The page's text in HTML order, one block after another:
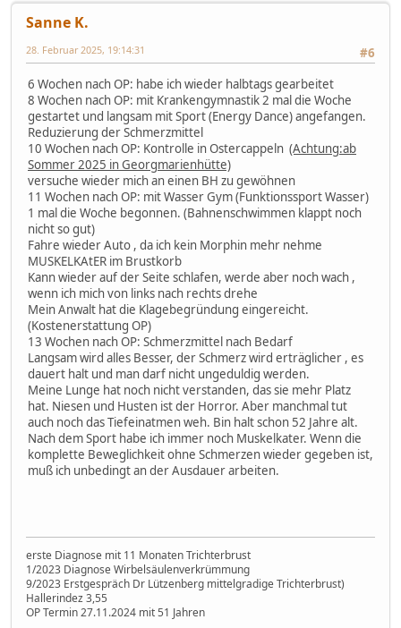
Sanne K.
#6
28. Februar 2025, 19:14:31
6 Wochen nach OP: habe ich wieder halbtags gearbeitet
8 Wochen nach OP: mit Krankengymnastik 2 mal die Woche
gestartet und langsam mit Sport (Energy Dance) angefangen.
Reduzierung der Schmerzmittel
10 Wochen nach OP: Kontrolle in Ostercappeln (Achtung:ab
Sommer 2025 in Georgmarienhütte)
versuche wieder mich an einen BH zu gewöhnen
11 Wochen nach OP: mit Wasser Gym (Funktionssport Wasser)
1 mal die Woche begonnen. (Bahnenschwimmen klappt noch
nicht so gut)
Fahre wieder Auto , da ich kein Morphin mehr nehme
MUSKELKAtER im Brustkorb
Kann wieder auf der Seite schlafen, werde aber noch wach ,
wenn ich mich von links nach rechts drehe
Mein Anwalt hat die Klagebegründung eingereicht.
(Kostenerstattung OP)
13 Wochen nach OP: Schmerzmittel nach Bedarf
Langsam wird alles Besser, der Schmerz wird erträglicher , es
dauert halt und man darf nicht ungeduldig werden.
Meine Lunge hat noch nicht verstanden, das sie mehr Platz
hat. Niesen und Husten ist der Horror. Aber manchmal tut
auch noch das Tiefeinatmen weh. Bin halt schon 52 Jahre alt.
Nach dem Sport habe ich immer noch Muskelkater. Wenn die
komplette Beweglichkeit ohne Schmerzen wieder gegeben ist,
muß ich unbedingt an der Ausdauer arbeiten.
erste Diagnose mit 11 Monaten Trichterbrust
1/2023 Diagnose Wirbelsäulenverkrümmung
9/2023 Erstgespräch Dr Lützenberg mittelgradige Trichterbrust)
Hallerindez 3,55
OP Termin 27.11.2024 mit 51 Jahren